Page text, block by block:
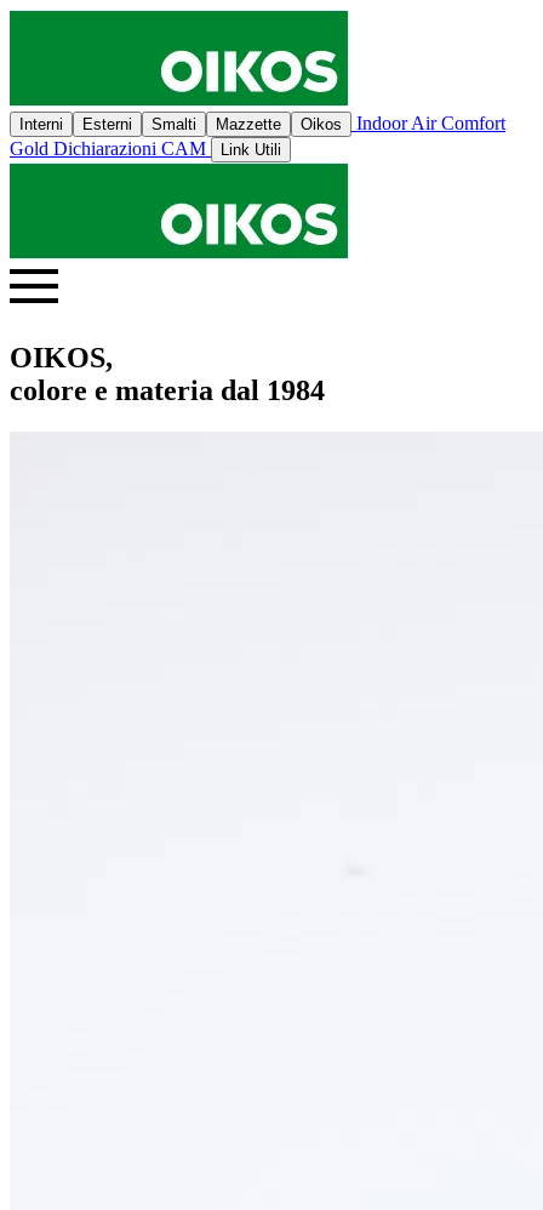
Interni Esterni Smalti Mazzette Oikos
Indoor Air Comfort
Gold Dichiarazioni CAM Link Utili
OIKOS,
colore e materia dal 1984